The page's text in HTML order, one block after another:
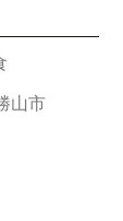
山市